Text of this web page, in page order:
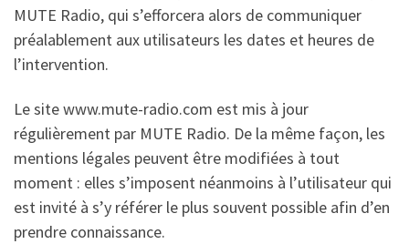
MUTE Radio, qui s’efforcera alors de communiquer
préalablement aux utilisateurs les dates et heures de
l’intervention.
Le site www.mute-radio.com est mis à jour
régulièrement par MUTE Radio. De la même façon, les
mentions légales peuvent être modifiées à tout
moment : elles s’imposent néanmoins à l’utilisateur qui
est invité à s’y référer le plus souvent possible afin d’en
prendre connaissance.